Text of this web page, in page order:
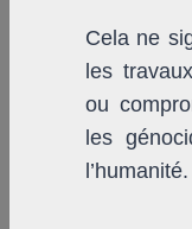
Cela ne
les
ou
les
l’humanité.